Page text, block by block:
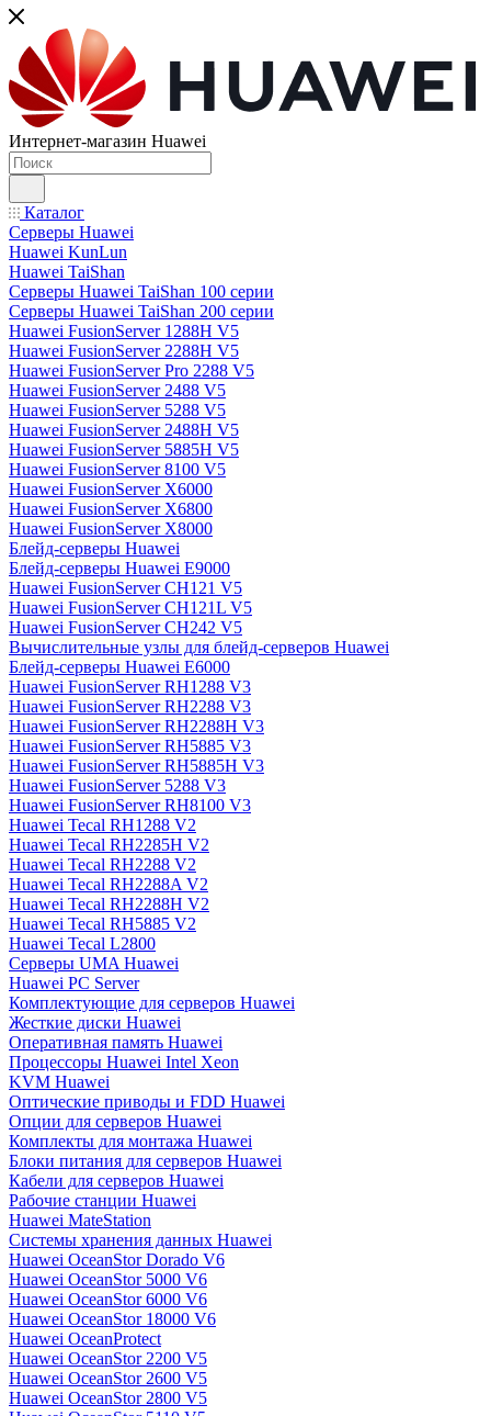
Интернет-магазин Huawei
Каталог
Серверы Huawei
Huawei KunLun
Huawei TaiShan
Серверы Huawei TaiShan 100 серии
Серверы Huawei TaiShan 200 серии
Huawei FusionServer 1288H V5
Huawei FusionServer 2288H V5
Huawei FusionServer Pro 2288 V5
Huawei FusionServer 2488 V5
Huawei FusionServer 5288 V5
Huawei FusionServer 2488H V5
Huawei FusionServer 5885H V5
Huawei FusionServer 8100 V5
Huawei FusionServer X6000
Huawei FusionServer X6800
Huawei FusionServer X8000
Блейд-серверы Huawei
Блейд-серверы Huawei E9000
Huawei FusionServer CH121 V5
Huawei FusionServer CH121L V5
Huawei FusionServer CH242 V5
Вычислительные узлы для блейд-серверов Huawei
Блейд-серверы Huawei E6000
Huawei FusionServer RH1288 V3
Huawei FusionServer RH2288 V3
Huawei FusionServer RH2288H V3
Huawei FusionServer RH5885 V3
Huawei FusionServer RH5885H V3
Huawei FusionServer 5288 V3
Huawei FusionServer RH8100 V3
Huawei Tecal RH1288 V2
Huawei Tecal RH2285H V2
Huawei Tecal RH2288 V2
Huawei Tecal RH2288A V2
Huawei Tecal RH2288H V2
Huawei Tecal RH5885 V2
Huawei Tecal L2800
Серверы UMA Huawei
Huawei PC Server
Комплектующие для серверов Huawei
Жесткие диски Huawei
Оперативная память Huawei
Процессоры Huawei Intel Xeon
KVM Huawei
Оптические приводы и FDD Huawei
Опции для серверов Huawei
Комплекты для монтажа Huawei
Блоки питания для серверов Huawei
Кабели для серверов Huawei
Рабочие станции Huawei
Huawei MateStation
Системы хранения данных Huawei
Huawei OceanStor Dorado V6
Huawei OceanStor 5000 V6
Huawei OceanStor 6000 V6
Huawei OceanStor 18000 V6
Huawei OceanProtect
Huawei OceanStor 2200 V5
Huawei OceanStor 2600 V5
Huawei OceanStor 2800 V5